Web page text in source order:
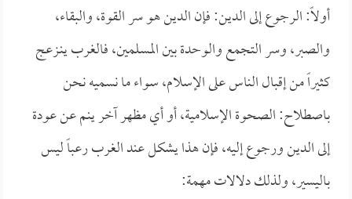
أولاً: الرجوع إلى الدين: فإن الدين هو سر القوة، والبقاء،
والصبر، وسر التجمع والوحدة بين المسلمين، فالغرب ينـزعج
كثيراً من إقبال الناس على الإسلام، سواء ما نسميه نحن
باصطلاح: الصحوة الإسلامية، أو أي مظهر آخر ينم عن عودة
إلى الدين ورجوع إليه، فإن هذا يشكل عند الغرب رعباً ليس
باليسير، ولذلك دلالات مهمة: